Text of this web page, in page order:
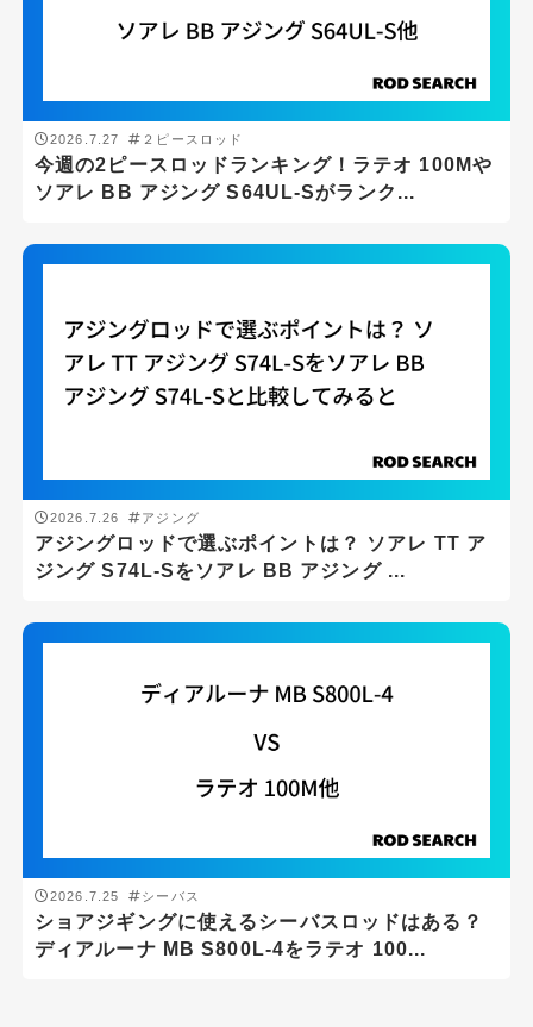
2026.7.27 ２ピースロッド
今週の2ピースロッドランキング！ラテオ 100Mや
ソアレ BB アジング S64UL-Sがランク...
2026.7.26 アジング
アジングロッドで選ぶポイントは？ ソアレ TT ア
ジング S74L-Sをソアレ BB アジング ...
2026.7.25 シーバス
ショアジギングに使えるシーバスロッドはある？
ディアルーナ MB S800L-4をラテオ 100...
- g
ロッドの硬さ
ロッドタイプ
1ピースロッド
3ピースロッド
パックロッド
振出・テレスコ
- cm
スピニングリール
ベイトリール